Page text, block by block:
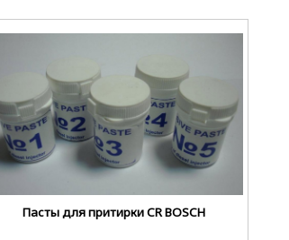
Пасты для притирки CR BOSCH